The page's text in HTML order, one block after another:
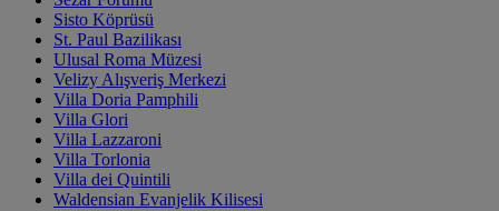
Sisto Köprüsü
St. Paul Bazilikası
Ulusal Roma Müzesi
Velizy Alışveriş Merkezi
Villa Doria Pamphili
Villa Glori
Villa Lazzaroni
Villa Torlonia
Villa dei Quintili
Waldensian Evanjelik Kilisesi